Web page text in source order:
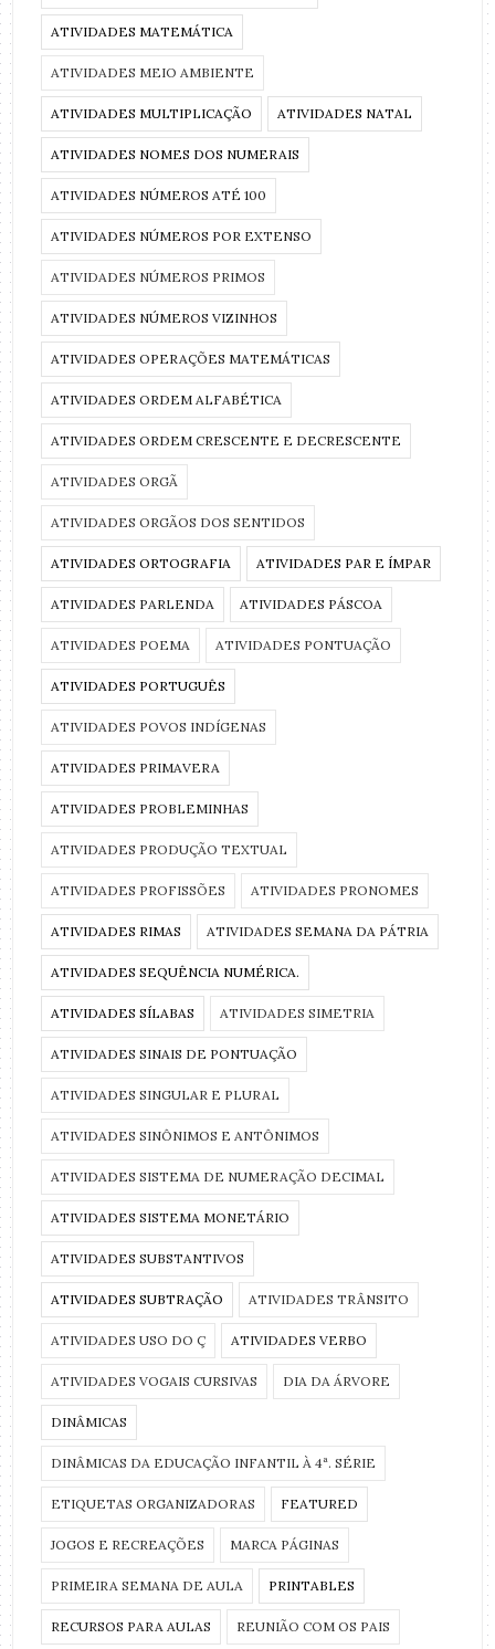
ATIVIDADES MATEMÁTICA
ATIVIDADES MEIO AMBIENTE
ATIVIDADES MULTIPLICAÇÃO ATIVIDADES NATAL
ATIVIDADES NOMES DOS NUMERAIS
ATIVIDADES NÚMEROS ATÉ 100
ATIVIDADES NÚMEROS POR EXTENSO
ATIVIDADES NÚMEROS PRIMOS
ATIVIDADES NÚMEROS VIZINHOS
ATIVIDADES OPERAÇÕES MATEMÁTICAS
ATIVIDADES ORDEM ALFABÉTICA
ATIVIDADES ORDEM CRESCENTE E DECRESCENTE
ATIVIDADES ORGÃ
ATIVIDADES ORGÃOS DOS SENTIDOS
ATIVIDADES ORTOGRAFIA ATIVIDADES PAR E ÍMPAR
ATIVIDADES PARLENDA ATIVIDADES PÁSCOA
ATIVIDADES POEMA ATIVIDADES PONTUAÇÃO
ATIVIDADES PORTUGUÊS
ATIVIDADES POVOS INDÍGENAS
ATIVIDADES PRIMAVERA
ATIVIDADES PROBLEMINHAS
ATIVIDADES PRODUÇÃO TEXTUAL
ATIVIDADES PROFISSÕES ATIVIDADES PRONOMES
ATIVIDADES RIMAS ATIVIDADES SEMANA DA PÁTRIA
ATIVIDADES SEQUÊNCIA NUMÉRICA.
ATIVIDADES SÍLABAS ATIVIDADES SIMETRIA
ATIVIDADES SINAIS DE PONTUAÇÃO
ATIVIDADES SINGULAR E PLURAL
ATIVIDADES SINÔNIMOS E ANTÔNIMOS
ATIVIDADES SISTEMA DE NUMERAÇÃO DECIMAL
ATIVIDADES SISTEMA MONETÁRIO
ATIVIDADES SUBSTANTIVOS
ATIVIDADES SUBTRAÇÃO ATIVIDADES TRÂNSITO
ATIVIDADES USO DO Ç ATIVIDADES VERBO
ATIVIDADES VOGAIS CURSIVAS DIA DA ÁRVORE
DINÂMICAS
DINÂMICAS DA EDUCAÇÃO INFANTIL À 4ª. SÉRIE
ETIQUETAS ORGANIZADORAS FEATURED
JOGOS E RECREAÇÕES MARCA PÁGINAS
PRIMEIRA SEMANA DE AULA PRINTABLES
RECURSOS PARA AULAS REUNIÃO COM OS PAIS